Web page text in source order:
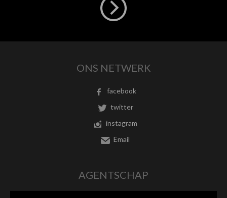
ONS NETWERK
facebook
twitter
instagram
Email
AGENTSCHAP